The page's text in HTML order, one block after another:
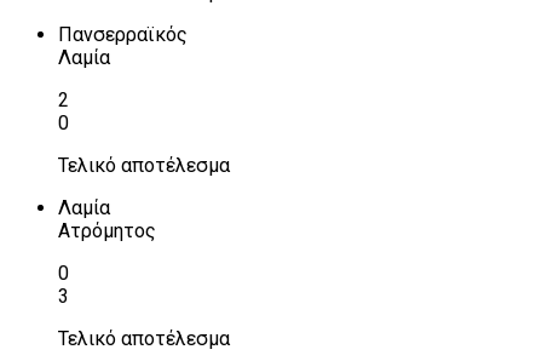
Πανσερραϊκός
Λαμία
2
0
Τελικό αποτέλεσμα
Λαμία
Ατρόμητος
0
3
Τελικό αποτέλεσμα